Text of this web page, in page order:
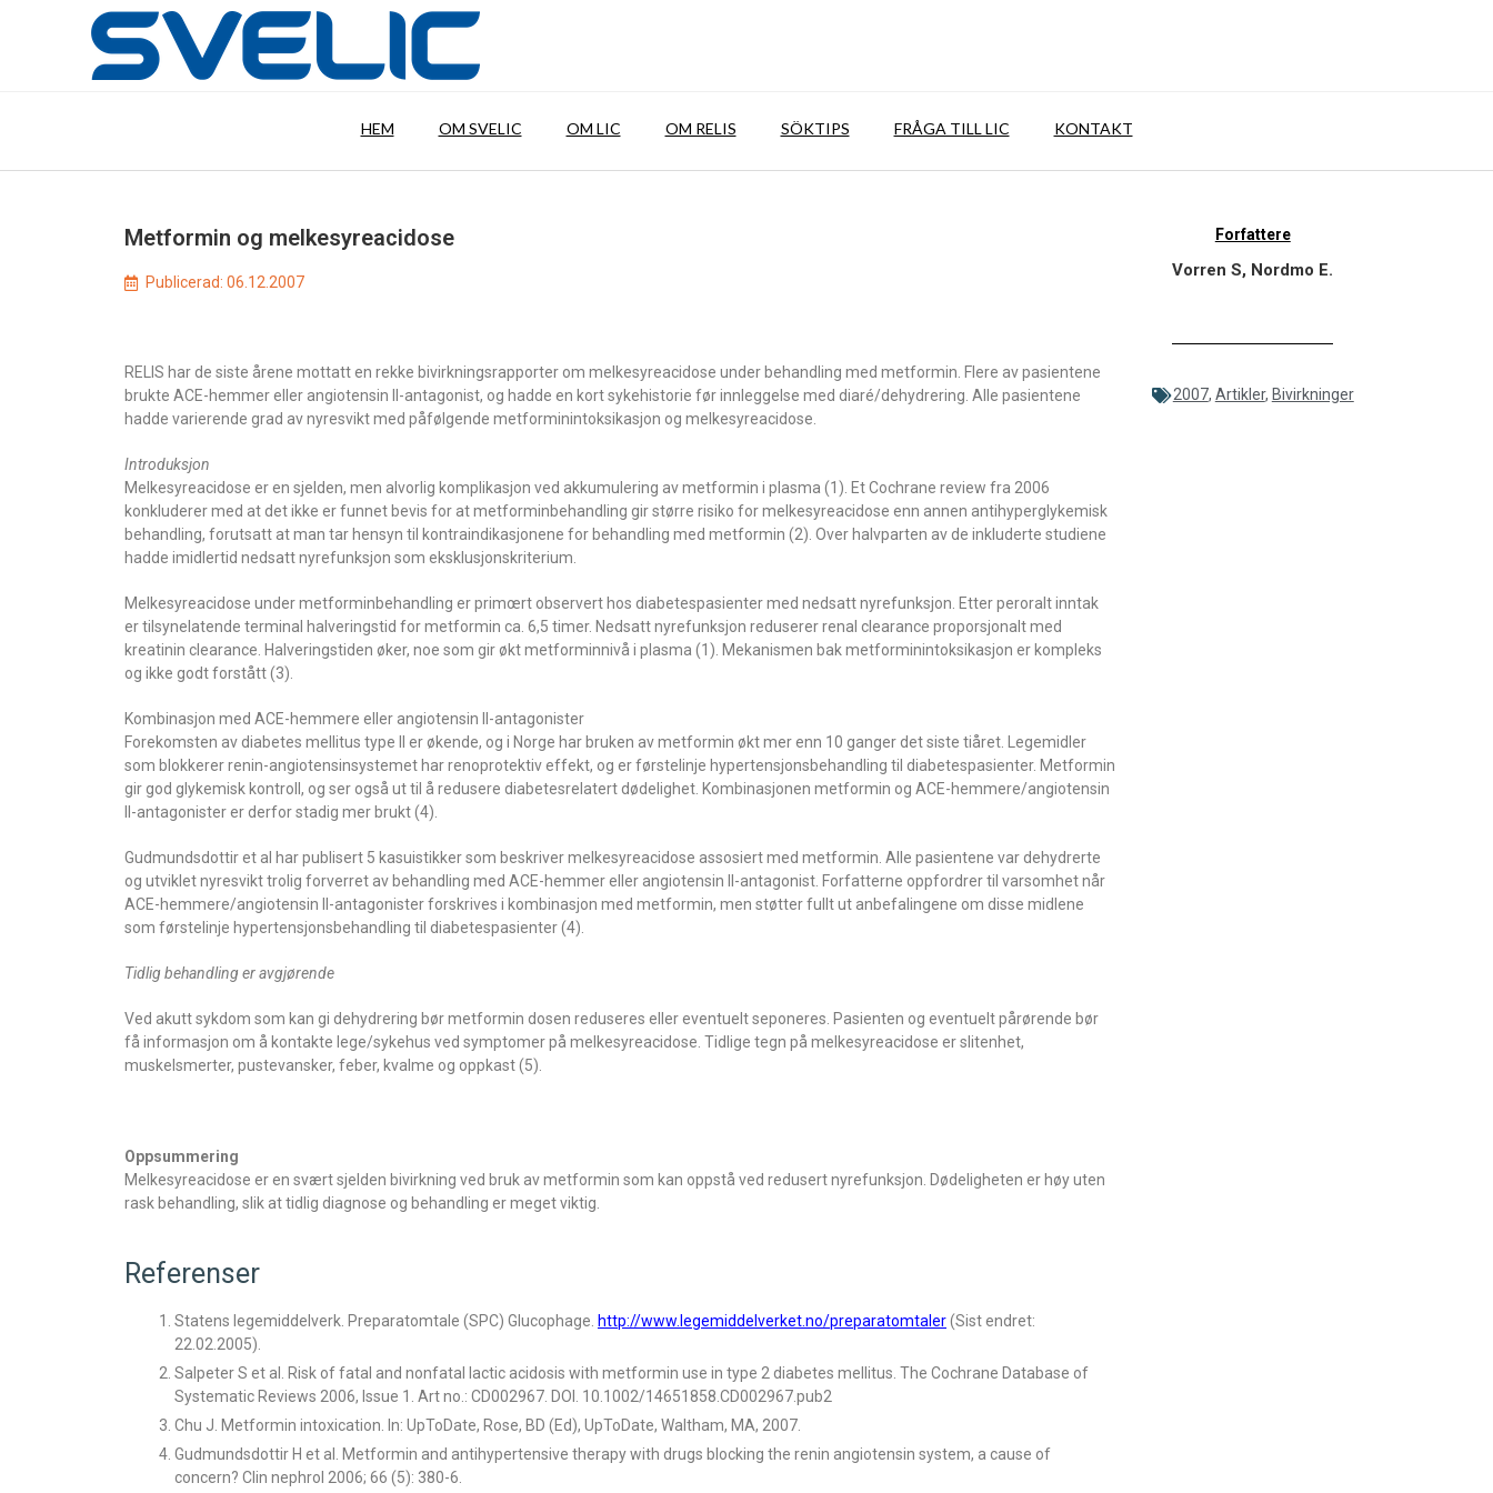
HEM OM SVELIC OM LIC OM RELIS SÖKTIPS FRÅGA TILL LIC KONTAKT
Metformin og melkesyreacidose
Publicerad: 06.12.2007
RELIS har de siste årene mottatt en rekke bivirkningsrapporter om melkesyreacidose under behandling med metformin. Flere av pasientene
brukte ACE-hemmer eller angiotensin II-antagonist, og hadde en kort sykehistorie før innleggelse med diaré/dehydrering. Alle pasientene
hadde varierende grad av nyresvikt med påfølgende metforminintoksikasjon og melkesyreacidose.
Introduksjon
Melkesyreacidose er en sjelden, men alvorlig komplikasjon ved akkumulering av metformin i plasma (1). Et Cochrane review fra 2006
konkluderer med at det ikke er funnet bevis for at metforminbehandling gir større risiko for melkesyreacidose enn annen antihyperglykemisk
behandling, forutsatt at man tar hensyn til kontraindikasjonene for behandling med metformin (2). Over halvparten av de inkluderte studiene
hadde imidlertid nedsatt nyrefunksjon som eksklusjonskriterium.
Melkesyreacidose under metforminbehandling er primœrt observert hos diabetespasienter med nedsatt nyrefunksjon. Etter peroralt inntak
er tilsynelatende terminal halveringstid for metformin ca. 6,5 timer. Nedsatt nyrefunksjon reduserer renal clearance proporsjonalt med
kreatinin clearance. Halveringstiden øker, noe som gir økt metforminnivå i plasma (1). Mekanismen bak metforminintoksikasjon er kompleks
og ikke godt forstått (3).
Kombinasjon med ACE-hemmere eller angiotensin II-antagonister
Forekomsten av diabetes mellitus type II er økende, og i Norge har bruken av metformin økt mer enn 10 ganger det siste tiåret. Legemidler
som blokkerer renin-angiotensinsystemet har renoprotektiv effekt, og er førstelinje hypertensjonsbehandling til diabetespasienter. Metformin
gir god glykemisk kontroll, og ser også ut til å redusere diabetesrelatert dødelighet. Kombinasjonen metformin og ACE-hemmere/angiotensin
II-antagonister er derfor stadig mer brukt (4).
Gudmundsdottir et al har publisert 5 kasuistikker som beskriver melkesyreacidose assosiert med metformin. Alle pasientene var dehydrerte
og utviklet nyresvikt trolig forverret av behandling med ACE-hemmer eller angiotensin II-antagonist. Forfatterne oppfordrer til varsomhet når
ACE-hemmere/angiotensin II-antagonister forskrives i kombinasjon med metformin, men støtter fullt ut anbefalingene om disse midlene
som førstelinje hypertensjonsbehandling til diabetespasienter (4).
Tidlig behandling er avgjørende
Ved akutt sykdom som kan gi dehydrering bør metformin dosen reduseres eller eventuelt seponeres. Pasienten og eventuelt pårørende bør
få informasjon om å kontakte lege/sykehus ved symptomer på melkesyreacidose. Tidlige tegn på melkesyreacidose er slitenhet,
muskelsmerter, pustevansker, feber, kvalme og oppkast (5).
Oppsummering
Melkesyreacidose er en svært sjelden bivirkning ved bruk av metformin som kan oppstå ved redusert nyrefunksjon. Dødeligheten er høy uten
rask behandling, slik at tidlig diagnose og behandling er meget viktig.
Referenser
Statens legemiddelverk. Preparatomtale (SPC) Glucophage. http://www.legemiddelverket.no/preparatomtaler(Sist endret:
22.02.2005).
Salpeter S et al. Risk of fatal and nonfatal lactic acidosis with metformin use in type 2 diabetes mellitus. The Cochrane Database of
Systematic Reviews 2006, Issue 1. Art no.: CD002967. DOI. 10.1002/14651858.CD002967.pub2
Chu J. Metformin intoxication. In: UpToDate, Rose, BD (Ed), UpToDate, Waltham, MA, 2007.
Gudmundsdottir H et al. Metformin and antihypertensive therapy with drugs blocking the renin angiotensin system, a cause of
concern? Clin nephrol 2006; 66 (5): 380-6.
Forfattere
Vorren S, Nordmo E.
2007, Artikler, Bivirkninger